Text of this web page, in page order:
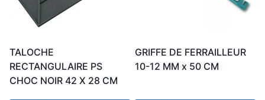
TALOCHE
RECTANGULAIRE PS
CHOC NOIR 42 X 28 CM
GRIFFE DE FERRAILLEUR
10-12 MM x 50 CM